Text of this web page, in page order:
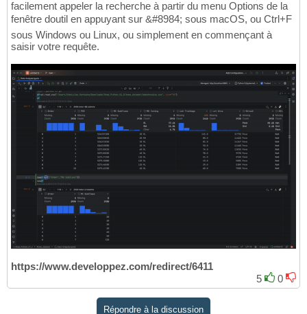
facilement appeler la recherche à partir du menu Options de la
fenêtre doutil en appuyant sur &#8984; sous macOS, ou Ctrl+F
sous Windows ou Linux, ou simplement en commençant à
saisir votre requête.
https://www.developpez.com/redirect/6411
5
0
Répondre à la discussion